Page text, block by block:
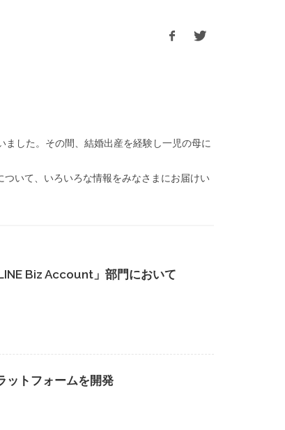
した。その間、結婚出産を経験し一児の母に
いて、いろいろな情報をみなさまにお届けい
Biz Account」部門において
ットフォームを開発